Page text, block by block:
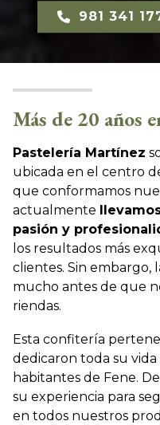
981 341
Más de 20 años
Pastelería Martínez
ubicada en el centro
que conformamos
actualmente
pasión y
los resultados más
clientes. Sin embargo,
mucho antes de que
riendas.
Esta confitería
dedicaron toda su
habitantes de Fene.
su experiencia para
en todos nuestros